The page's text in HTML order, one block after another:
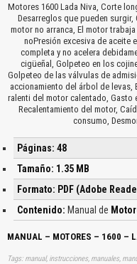
Motores 1600 Lada Niva, Corte
Desarreglos que pueden
motor no arranca, El motor
noPresión excesiva de aceite
completa y no acelera
cigüeñal, Golpeteo en los
Golpeteo de las válvulas de
accionamiento del árbol de levas,
ralenti del motor calentado, Gasto
Recalentamiento del motor,
consumo,
Páginas: 48
Tamaño: 1.35 MB
Formato: PDF (Adobe
Contenido: Manual de
MANUAL – MOTORES – 1600 –